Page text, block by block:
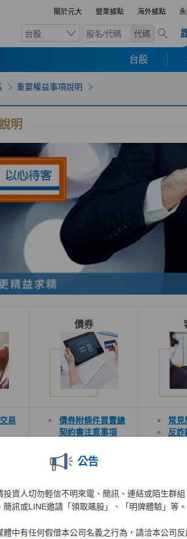
關於元大 營業據點 海外據點
台股 代碼
台股
公告
投資人切勿輕信不明來電、簡訊、連結或陌生群組
訊或LINE邀請「領取飆股」、「明牌體驗」等。
體中有任何假借本公司名義之行為，請洽本公司反
重要權益事項說明
明
債券
易
債券附條件買賣總
契約書注意事項
常見
反詐
年
開
開戶
供: